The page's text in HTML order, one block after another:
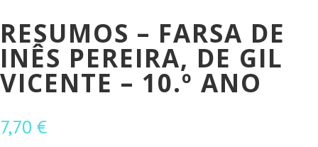
RESUMOS – FARSA DE
INÊS PEREIRA, DE GIL
VICENTE – 10.º ANO
7,70 €